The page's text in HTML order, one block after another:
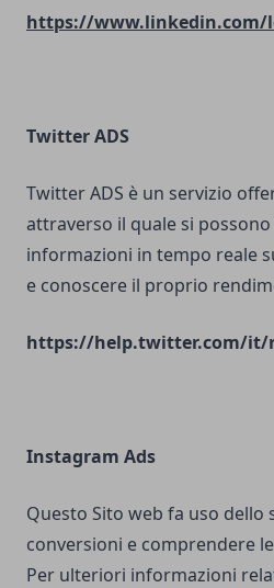
https://www.linkedin.com/
Twitter ADS
Twitter ADS è un servizio
attraverso il quale si
informazioni in tempo reale
e conoscere il proprio
https://help.twitter.com/it/
Instagram Ads
Questo Sito web fa uso
conversioni e comprendere
Per ulteriori informazioni